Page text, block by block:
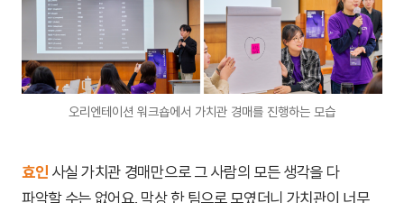
오리엔테이션 워크숍에서 가치관 경매를 진행하는 모습
효인 사실 가치관 경매만으로 그 사람의 모든 생각을 다
파악할 수는 없어요. 막상 한 팀으로 모였더니 가치관이 너무